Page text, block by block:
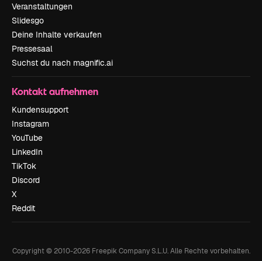
Veranstaltungen
Slidesgo
Deine Inhalte verkaufen
Pressesaal
Suchst du nach magnific.ai
Kontakt aufnehmen
Kundensupport
Instagram
YouTube
LinkedIn
TikTok
Discord
X
Reddit
Copyright © 2010-2026Freepik Company S.L.U. Alle Rechte vorbehalten.